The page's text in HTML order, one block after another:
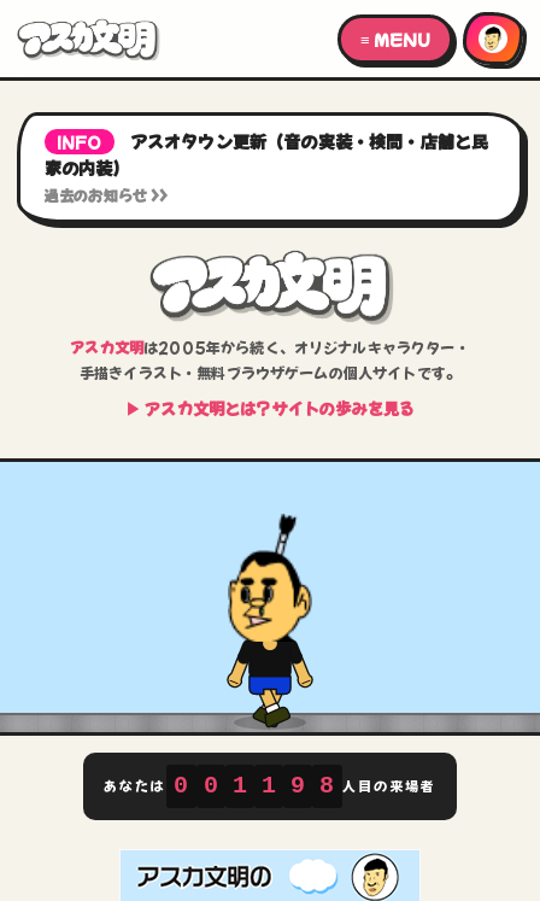
≡ MENU
INFO
アスオタウン更新（音の実装・検問・店舗と民
家の内装）
過去のお知らせ >>
アスカ文明は2005年から続く、 オリジナルキャラクター・
手描きイラスト・ 無料ブラウザゲームの個人サイトです。
▶ アスカ文明とは？サイトの歩みを見る
あなたは 0 0 1 1 9 8 人目の来場者